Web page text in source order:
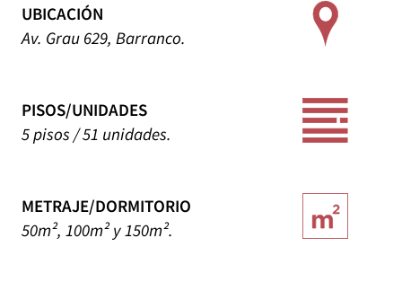
UBICACIÓN
Av. Grau 629, Barranco.
PISOS/UNIDADES
5 pisos / 51 unidades.
METRAJE/DORMITORIO
50m², 100m² y 150m².